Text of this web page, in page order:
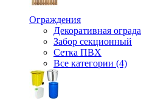
Ограждения
Декоративная ограда
Забор секционный
Сетка ПВХ
Все категории (4)